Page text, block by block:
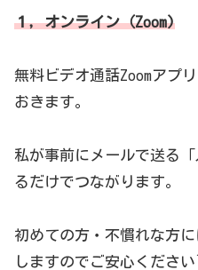
１，オンライン（Zoom)
無料ビデオ通話Zoomアプ
おきます。
私が事前にメールで送る
るだけでつながります。
初めての方・不慣れな方
しますのでご安心ください